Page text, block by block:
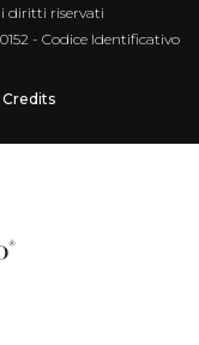
diritti riservati
- Codice Identificativo
Credits